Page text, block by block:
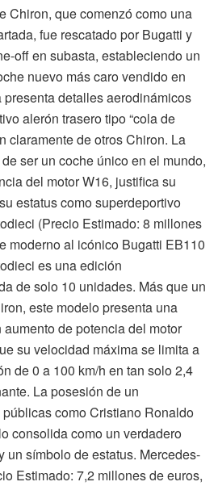
Chiron, que comenzó como una
fue rescatado por Bugatti y
off en subasta, estableciendo un
nuevo más caro vendido en
detalles aerodinámicos
alerón trasero tipo “cola de
claramente de otros Chiron. La
ser un coche único en el mundo,
del motor W16, justifica su
estatus como superdeportivo
(Precio Estimado: 8 millones
moderno al icónico Bugatti EB110
es una edición
de solo 10 unidades. Más que un
este modelo presenta una
de potencia del motor
su velocidad máxima se limita a
de 0 a 100 km/h en tan solo 2,4
La posesión de un
como Cristiano Ronaldo
consolida como un verdadero
un símbolo de estatus. Mercedes-
Estimado: 7,2 millones de euros,